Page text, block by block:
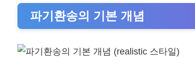
파기환송의 기본 개념